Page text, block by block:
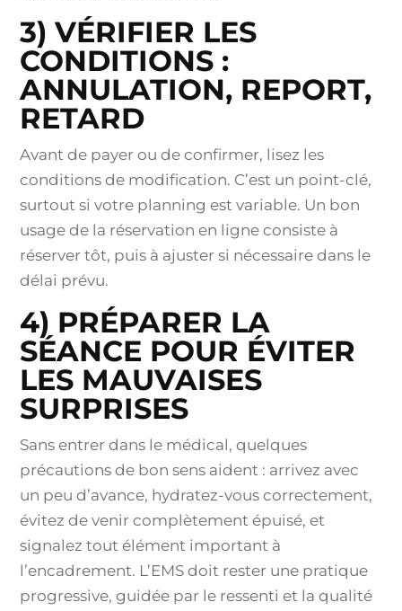
3) VÉRIFIER LES
CONDITIONS :
ANNULATION, REPORT,
RETARD
Avant de payer ou de confirmer, lisez les
conditions de modification. C’est un point-clé,
surtout si votre planning est variable. Un bon
usage de la réservation en ligne consiste à
réserver tôt, puis à ajuster si nécessaire dans le
délai prévu.
4) PRÉPARER LA
SÉANCE POUR ÉVITER
LES MAUVAISES
SURPRISES
Sans entrer dans le médical, quelques
précautions de bon sens aident : arrivez avec
un peu d’avance, hydratez-vous correctement,
évitez de venir complètement épuisé, et
signalez tout élément important à
l’encadrement. L’EMS doit rester une pratique
progressive, guidée par le ressenti et la qualité